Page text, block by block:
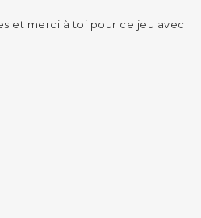
et merci à toi pour ce jeu avec